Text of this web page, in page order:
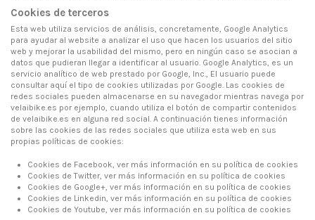
Cookies de terceros
Esta web utiliza servicios de análisis, concretamente, Google Analytics
para ayudar al website a analizar el uso que hacen los usuarios del sitio
web y mejorar la usabilidad del mismo, pero en ningún caso se asocian a
datos que pudieran llegar a identificar al usuario. Google Analytics, es un
servicio analítico de web prestado por Google, Inc., El usuario puede
consultar aquí el tipo de cookies utilizadas por Google. Las cookies de
redes sociales pueden almacenarse en su navegador mientras navega por
velaibike.es por ejemplo, cuando utiliza el botón de compartir contenidos
de velaibike.es en alguna red social. A continuación tienes información
sobre las cookies de las redes sociales que utiliza esta web en sus
propias políticas de cookies:
Cookies de Facebook, ver más información en su política de cookies
Cookies de Twitter, ver más información en su política de cookies
Cookies de Google+, ver más información en su política de cookies
Cookies de Linkedin, ver más información en su política de cookies
Cookies de Youtube, ver más información en su política de cookies